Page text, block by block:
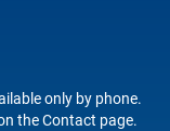
only by phone.
theContact page.